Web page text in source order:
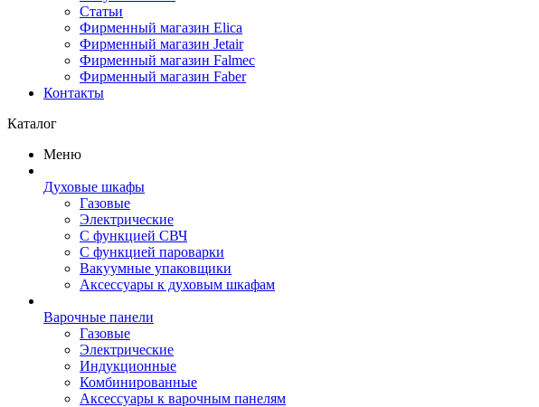
Статьи
Фирменный магазин Elica
Фирменный магазин Jetair
Фирменный магазин Falmec
Фирменный магазин Faber
Контакты
Каталог
Меню
Духовые шкафы
Газовые
Электрические
С функцией СВЧ
С функцией пароварки
Вакуумные упаковщики
Аксессуары к духовым шкафам
Варочные панели
Газовые
Электрические
Индукционные
Комбинированные
Аксессуары к варочным панелям